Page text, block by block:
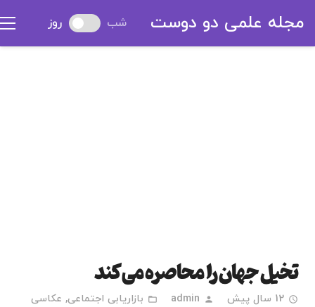
مجله علمی دو دوست روز شب
تخیل جهان را محاصره می کند
access_time 12 سال پیش person
admin
folder_open بازاریابی اجتماعی, عکاسی